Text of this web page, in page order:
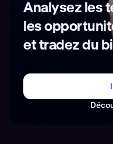
Analysez les
les
et tradez du